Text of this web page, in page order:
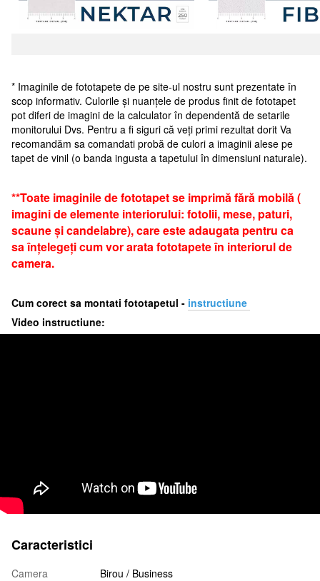
* Imaginile de fototapete de pe site-ul nostru sunt prezentate în
scop informativ. Culorile și nuanțele de produs finit de fototapet
pot diferi de imagini de la calculator în dependentă de setarile
monitorului Dvs. Pentru a fi siguri că veți primi rezultat dorit Va
recomandăm sa comandati probă de culori a imaginii alese pe
tapet de vinil (o banda ingusta a tapetului în dimensiuni naturale).
**Toate imaginile de fototapet se imprimă fără mobilă (
imagini de elemente interiorului: fotolii, mese, paturi,
scaune și candelabre), care este adaugata pentru ca
sa înțelegeți cum vor arata fototapete în interiorul de
camera.
Cum corect sa montati fototapetul - instructiune
Video instructiune:
Caracteristici
Camera Birou / Business